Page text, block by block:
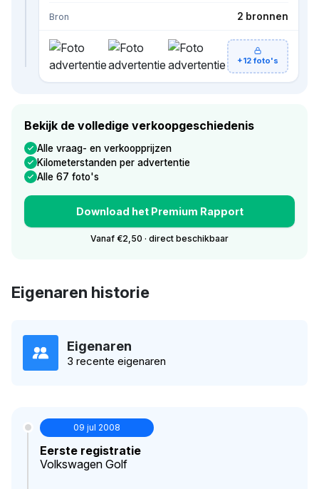
Bron 2 bronnen
+12 foto's
Bekijk de volledige verkoopgeschiedenis
Alle vraag- en verkoopprijzen
Kilometerstanden per advertentie
Alle 67 foto's
Download het Premium Rapport
Vanaf €2,50 · direct beschikbaar
Eigenaren historie
Eigenaren
3 recente eigenaren
09 jul 2008
Eerste registratie
Volkswagen Golf